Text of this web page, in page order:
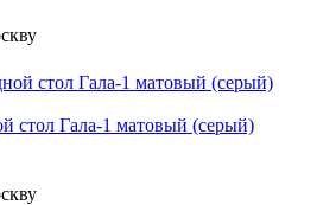
стол Гала-1 матовый (серый)